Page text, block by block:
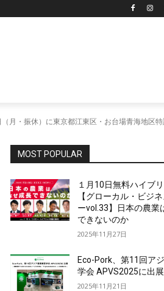
月・振休）に東京都江東区・お台場青海地区
MOST POPULAR
１月10日無料ハイブ
【グローカル・ビジ
ーvol.33】日本の農業
できないのか
2025年11月27日
Eco-Pork、第11回ア
学会 APVS2025に出展
2025年11月21日